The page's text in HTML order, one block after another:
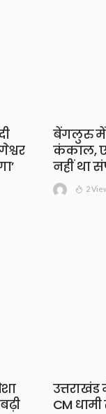
बेंगलुरु में
कंकाल,
नहीं था
2
CM